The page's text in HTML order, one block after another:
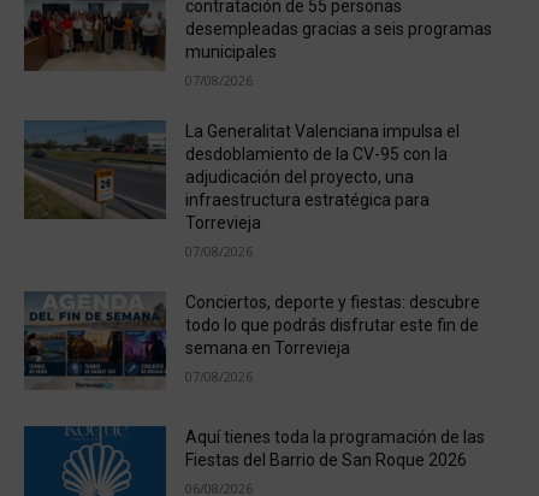
contratación de 55 personas
desempleadas gracias a seis programas
municipales
07/08/2026
La Generalitat Valenciana impulsa el
desdoblamiento de la CV-95 con la
adjudicación del proyecto, una
infraestructura estratégica para
Torrevieja
07/08/2026
Conciertos, deporte y fiestas: descubre
todo lo que podrás disfrutar este fin de
semana en Torrevieja
07/08/2026
Aquí tienes toda la programación de las
Fiestas del Barrio de San Roque 2026
06/08/2026